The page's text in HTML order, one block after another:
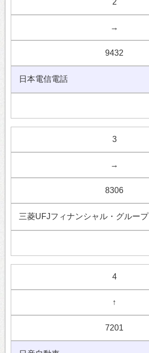
2
→
9432
日本電信電話
3
→
8306
三菱UFJフィナンシャル・グループ
4
↑
7201